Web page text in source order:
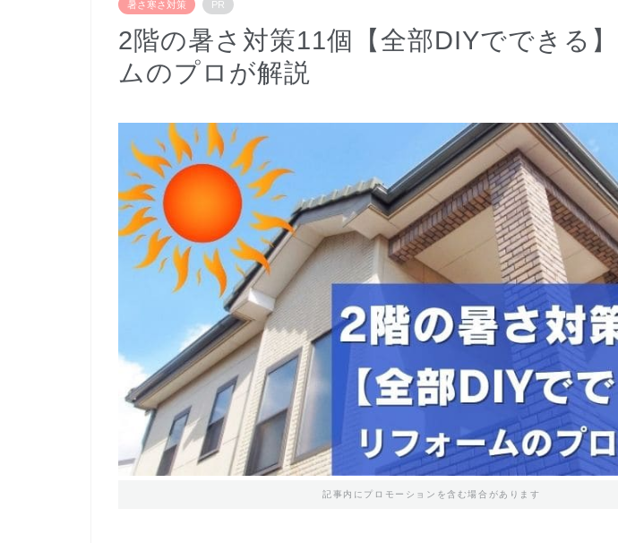
暑さ寒さ対策 PR
2階の暑さ対策11個【全部DIYでできる
ムのプロが解説
記事内にプロモーションを含む場合があります